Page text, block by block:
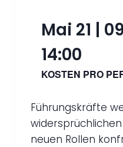
Mai 21 |
14:00
KOSTEN PRO
Führungskräfte
neuen Rollen